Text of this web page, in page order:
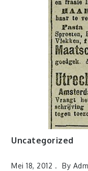
Uncategorized
Mei 18, 2012 By